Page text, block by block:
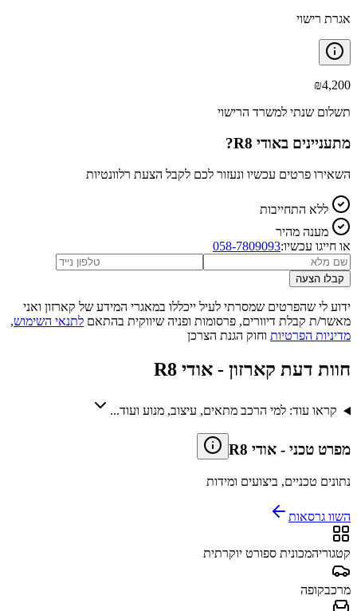
אגרת רישוי
₪4,200
תשלום שנתי למשרד הרישוי
מתעניינים באודי R8 ?
השאירו פרטים עכשיו ונעזור לכם לקבל הצעת רלוונטיות
ללא התחייבות
מענה מהיר
או חייגו עכשיו:058-7809093
קבלו הצעה
ידוע לי שהפרטים שמסרתי לעיל ייכללו במאגרי המידע של קארזון ואני
מאשר/ת קבלת דיוורים, פרסומות ופניה שיווקית בהתאם לתנאי השימוש,
מדיניות הפרטיות וחוק הגנת הצרכן
חוות דעת קארזון - אודי R8
קראו עוד: למי הרכב מתאים, עיצוב, מנוע ועוד...
מפרט טכני - אודי R8
נתונים טכניים, ביצועים ומידות
השוו גרסאות
קטגוריהמכונית ספורט יוקרתית
מרכבקופה